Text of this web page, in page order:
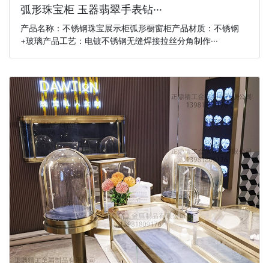
弧形珠宝柜 玉器翡翠手表钻···
产品名称：不锈钢珠宝展示柜弧形橱窗柜产品材质：不锈钢
+玻璃产品工艺：电镀不锈钢无缝焊接拉丝分角制作···